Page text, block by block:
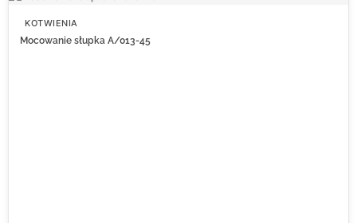
KOTWIENIA
Mocowanie słupka A/013-45